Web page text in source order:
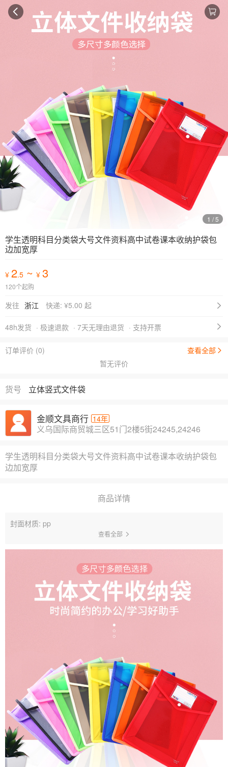
1 / 5
学生透明科目分类袋大号文件资料高中试卷课本收纳护袋包
边加宽厚
¥ 2.5 ~ ¥ 3
120个起购
发往 浙江 快递: ¥5.00 起
48h发货 · 极速退款 · 7天无理由退货 · 支持开票
订单评价 (0)
查看全部
暂无评价
货号 立体竖式文件袋
金顺文具商行 14年
义乌国际商贸城三区51门2楼5街24245,24246
学生透明科目分类袋大号文件资料高中试卷课本收纳护袋包
边加宽厚
商品详情
封面材质: pp
查看全部